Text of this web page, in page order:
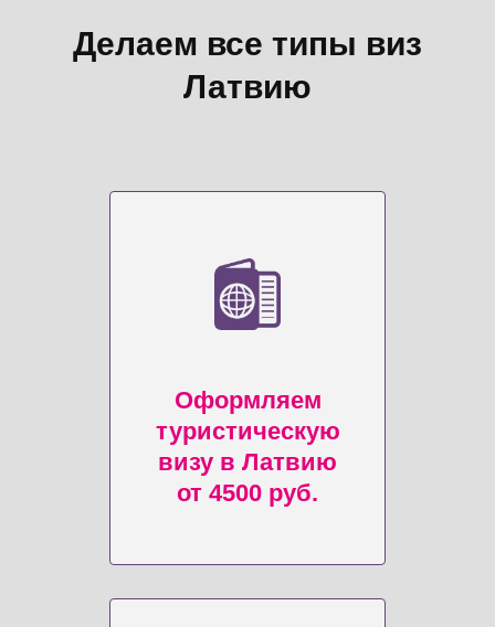
Делаем все типы виз
Латвию
Оформляем
туристическую
визу в Латвию
от 4500 руб.